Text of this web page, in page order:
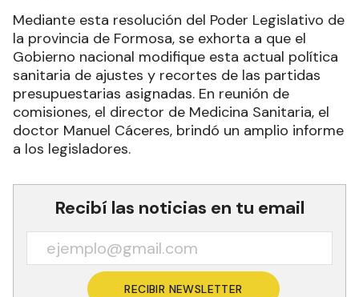
Mediante esta resolución del Poder Legislativo de
la provincia de Formosa, se exhorta a que el
Gobierno nacional modifique esta actual política
sanitaria de ajustes y recortes de las partidas
presupuestarias asignadas. En reunión de
comisiones, el director de Medicina Sanitaria, el
doctor Manuel Cáceres, brindó un amplio informe
a los legisladores.
Recibí las noticias en tu email
RECIBIR NEWSLETTER